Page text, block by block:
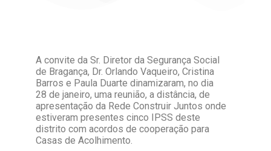
A convite da Sr. Diretor da Segurança Social
de Bragança, Dr. Orlando Vaqueiro, Cristina
Barros e Paula Duarte dinamizaram, no dia
28 de janeiro, uma reunião, a distância, de
apresentação da Rede Construir Juntos onde
estiveram presentes cinco IPSS deste
distrito com acordos de cooperação para
Casas de Acolhimento.